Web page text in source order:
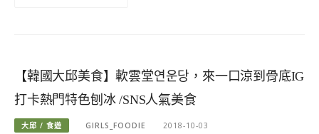
【韓國大邱美食】軟雲堂연운당，來一口涼到骨底IG
打卡熱門特色刨冰 /SNS人氣美食
大邱 / 食遊 GIRLS_FOODIE 2018-10-03